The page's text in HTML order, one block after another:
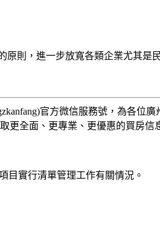
原則，進一步放寬各類企業尤其
官方微信服務號，為各位
更全面、更專業、更優惠的買房信
目實行清單管理工作有關情況。